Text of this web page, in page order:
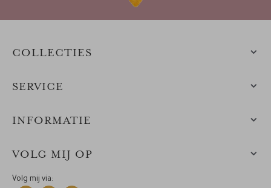
COLLECTIES
SERVICE
INFORMATIE
VOLG MIJ OP
Volg mij via: